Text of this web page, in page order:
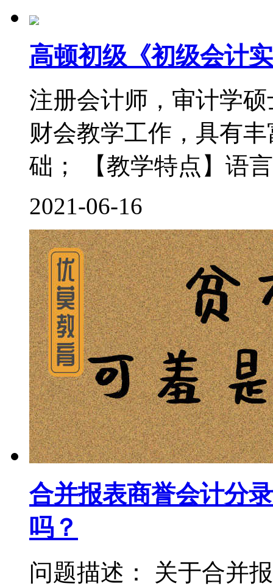
高顿初级《初级会计
注册会计师，审计学
财会教学工作，具有
础； 【教学特点】语
2021-06-16
合并报表商誉会计分
吗？
问题描述： 关于合并